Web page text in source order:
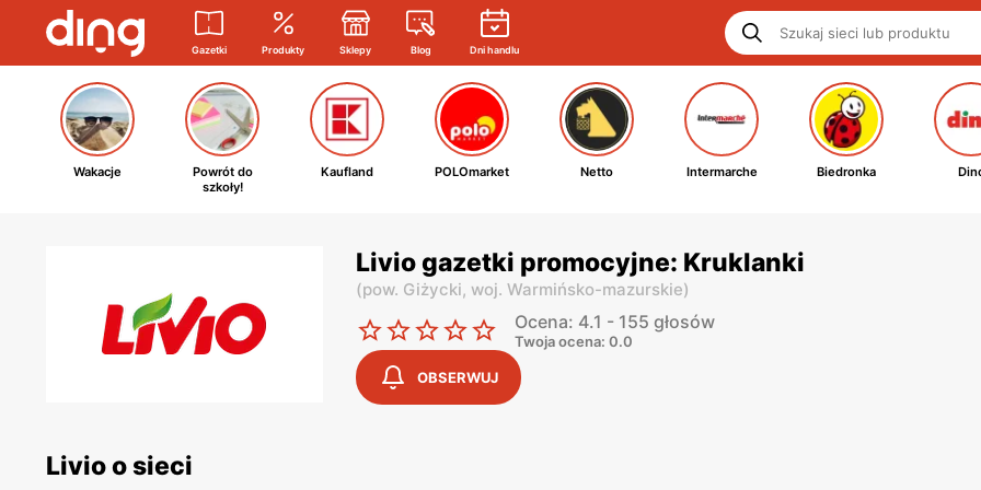
Gazetki Produkty Sklepy Blog Dni handlu
Wakacje
Powrót do
szkoły!
Kaufland POLOmarket Netto Intermarche Biedronka
Livio gazetki promocyjne: Kruklanki
(pow. Giżycki, woj. Warmińsko-mazurskie)
Ocena: 4.1 - 155 głosów
Twoja ocena: 0.0
OBSERWUJ
Livio o sieci